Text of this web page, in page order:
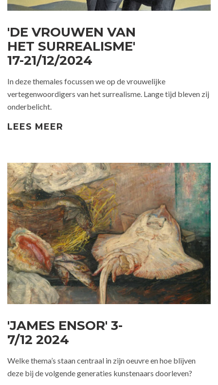
'DE VROUWEN VAN
HET SURREALISME'
17-21/12/2024
In deze themales focussen we op de vrouwelijke
vertegenwoordigers van het surrealisme. Lange tijd bleven zij
onderbelicht.
LEES MEER
'JAMES ENSOR' 3-
7/12 2024
Welke thema’s staan centraal in zijn oeuvre en hoe blijven
deze bij de volgende generaties kunstenaars doorleven?